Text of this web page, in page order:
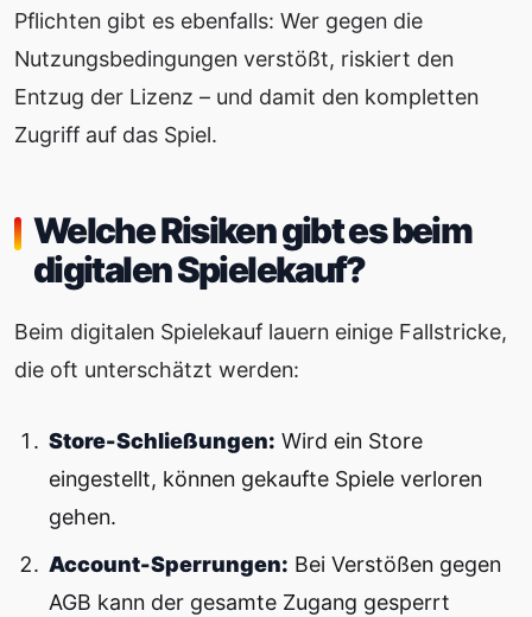
Pflichten gibt es ebenfalls: Wer gegen die
Nutzungsbedingungen verstößt, riskiert den
Entzug der Lizenz – und damit den kompletten
Zugriff auf das Spiel.
Welche Risiken gibt es beim
digitalen Spielekauf?
Beim digitalen Spielekauf lauern einige Fallstricke,
die oft unterschätzt werden:
Store-Schließungen: Wird ein Store
eingestellt, können gekaufte Spiele verloren
gehen.
Account-Sperrungen: Bei Verstößen gegen
AGB kann der gesamte Zugang gesperrt